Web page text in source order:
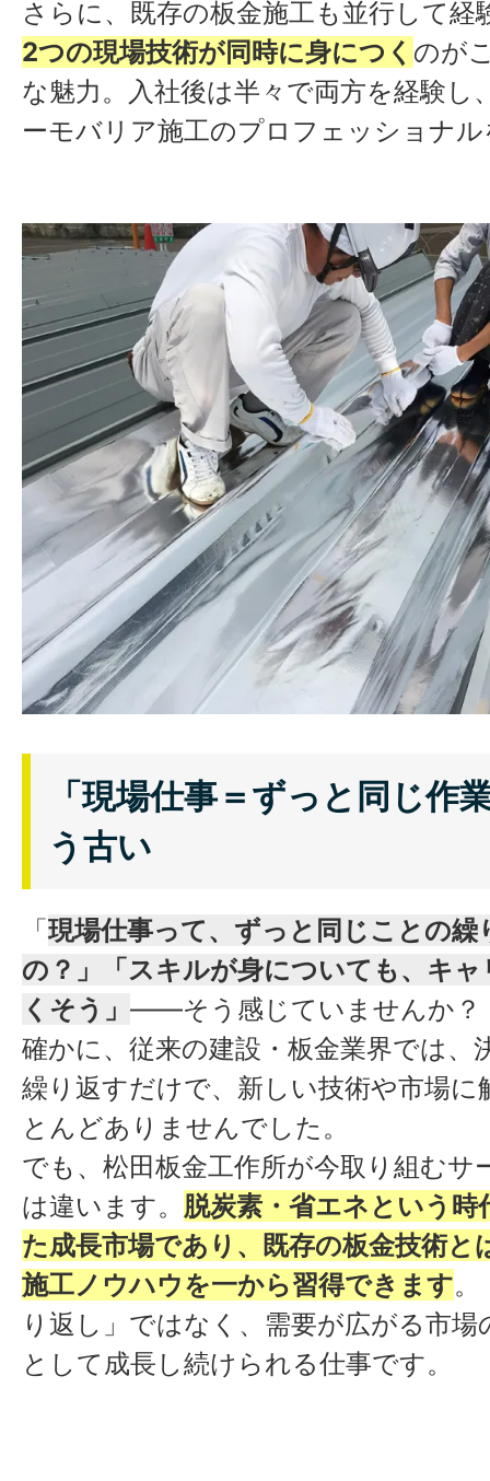
さらに、既存の板金施工も並行して経
2つの現場技術が同時に身につく のが
な魅力。入社後は半々で両方を経験し
ーモバリア施工のプロフェッショナ
「現場仕事＝ずっと同じ作
う古い
「現場仕事って、ずっと同じことの繰
の？」「スキルが身についても、キ
くそう」 ——そう感じていませんか？
確かに、従来の建設・板金業界では、
繰り返すだけで、新しい技術や市場に
とんどありませんでした。
でも、松田板金工作所が今取り組むサ
は違います。 脱炭素・省エネという時
た成長市場であり、既存の板金技術と
施工ノウハウを一から習得できます。
り返し」ではなく、需要が広がる市場
として成長し続けられる仕事です。